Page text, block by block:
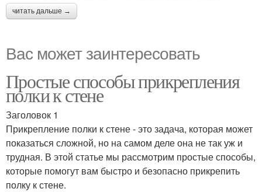
читать дальше →
Вас может заинтересовать
Простые способы прикрепления
полки к стене
Заголовок 1
Прикрепление полки к стене - это задача, которая может
показаться сложной, но на самом деле она не так уж и
трудная. В этой статье мы рассмотрим простые способы,
которые помогут вам быстро и безопасно прикрепить
полку к стене.